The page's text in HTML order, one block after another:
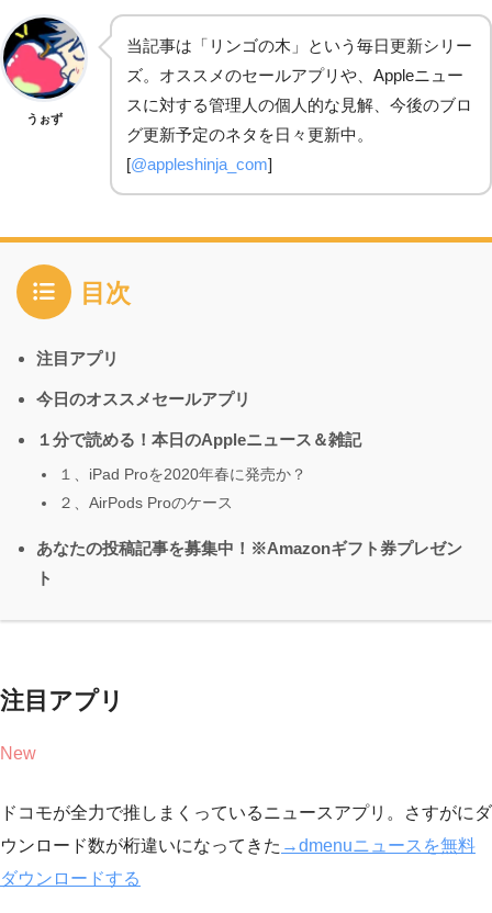
うぉず
当記事は「リンゴの木」という毎日更新シリー
ズ。オススメのセールアプリや、Appleニュー
スに対する管理人の個人的な見解、今後のブロ
グ更新予定のネタを日々更新中。
[@appleshinja_com]
目次
注目アプリ
今日のオススメセールアプリ
１分で読める！本日のAppleニュース＆雑記
１、iPad Proを2020年春に発売か？
２、AirPods Proのケース
あなたの投稿記事を募集中！※Amazonギフト券プレゼン
ト
注目アプリ
New
ドコモが全力で推しまくっているニュースアプリ。さすがにダ
ウンロード数が桁違いになってきた →dmenuニュースを無料
ダウンロードする